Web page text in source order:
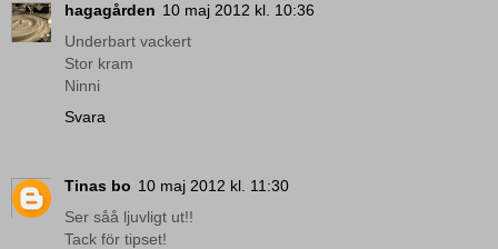
hagagården 10 maj 2012 kl. 10:36
Underbart vackert
Stor kram
Ninni
Svara
Tinas bo 10 maj 2012 kl. 11:30
Ser såå ljuvligt ut!!
Tack för tipset!